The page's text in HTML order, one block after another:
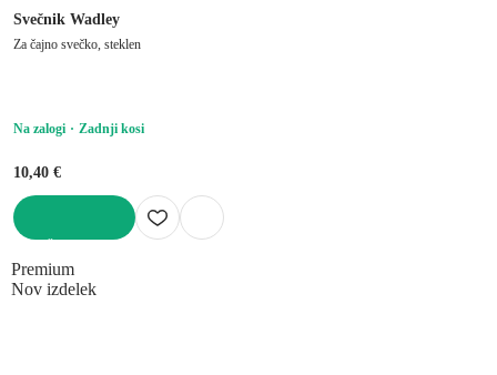
Svečnik Wadley
Za čajno svečko, steklen
Na zalogi Zadnji kosi
10,40 €
Premium
Nov izdelek